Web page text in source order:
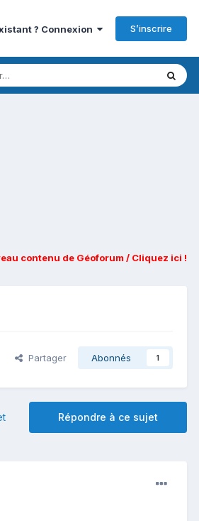
? Connexion S’inscrire
contenu de Géoforum / Cliquez ici !
Partager Abonnés 1
Répondre à ce sujet